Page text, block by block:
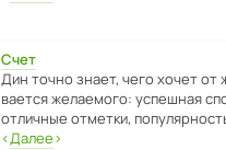
Счет
Дин точно знает, чего хочет
ва­ется жела­е­мого: успе­шная
отли­чные отметки,
‹Далее›